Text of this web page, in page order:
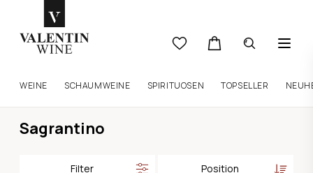
WEINE SCHAUMWEINE SPIRITUOSEN TOPSELLER
Sagrantino
Filter